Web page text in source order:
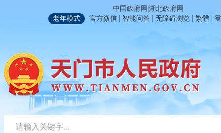
中国政府网 |湖北政府网
老年模式
官方微信 | 智能问答 | 无障碍浏览 | 繁體 |